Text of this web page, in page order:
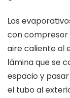
Los
con compresor
aire caliente al
lámina que se
espacio y
el tubo al